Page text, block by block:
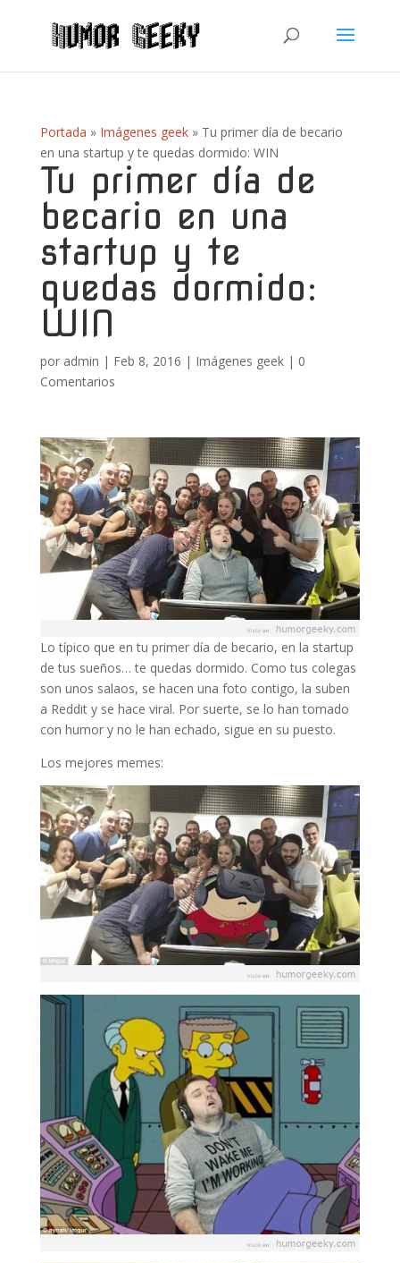
Portada » Imágenes geek» Tu primer día de becario
en una startup y te quedas dormido: WIN
Tu primer día de
becario en una
startup y te
quedas dormido:
WIN
por admin | Feb 8, 2016 | Imágenes geek| 0
Comentarios
Lo típico que en tu primer día de becario, en la startup
de tus sueños… te quedas dormido. Como tus colegas
son unos salaos, se hacen una foto contigo, la suben
a Reddit y se hace viral. Por suerte, se lo han tomado
con humor y no le han echado, sigue en su puesto.
Los mejores memes: